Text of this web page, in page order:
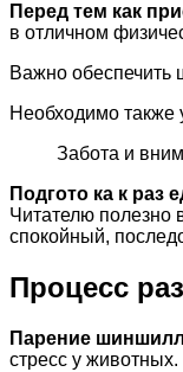
Перед тем как
в отличном
Важно обеспечить
Необходимо также
Забота и
Подгото ка к раз
Читателю полезно
спокойный,
Процесс
Парение шиншилл
стресс у животных.